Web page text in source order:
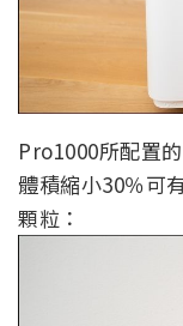
Pro1000所配置
體積縮小30％可
顆粒：